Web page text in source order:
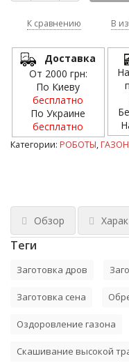
К сравнению В
Доставка
От 2000 грн:
По Киеву
бесплатно
По Украине
бесплатно
Категории: РОБОТЫ,
Обзор
Теги
Заготовка дров
Заготовка сена
Оздоровление газона
Скашивание высокой